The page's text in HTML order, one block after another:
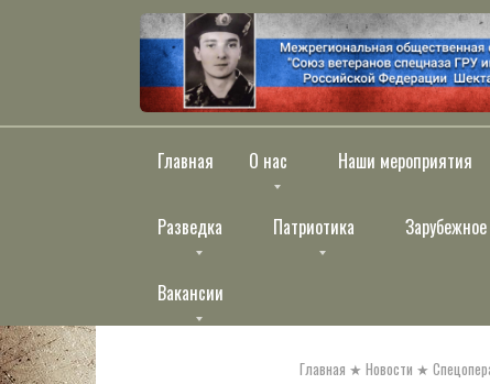
Главная О нас Наши мероприятия
Разведка Патриотика
Вакансии
Главная ★ Новости ★